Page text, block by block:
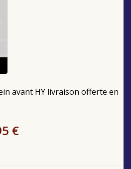
avant HY livraison offerte en
€